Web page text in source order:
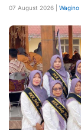
07 August 2026 | Wagino